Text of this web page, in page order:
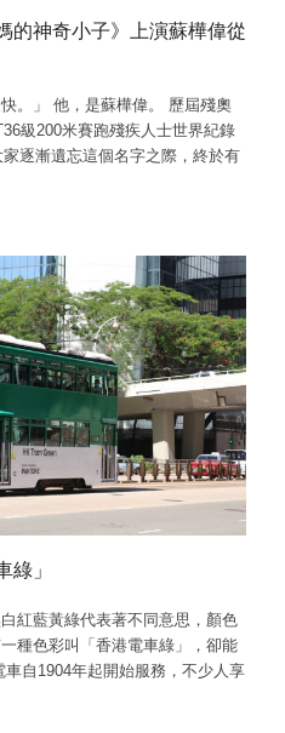
的神奇小子》上演蘇樺偉從
。」 他，是蘇樺偉。 歷屆殘奧
級200米賽跑殘疾人士世界紀錄
逐漸遺忘這個名字之際，終於有
綠」
紅藍黃綠代表著不同意思，顏色
種色彩叫「香港電車綠」，卻能
自1904年起開始服務，不少人享